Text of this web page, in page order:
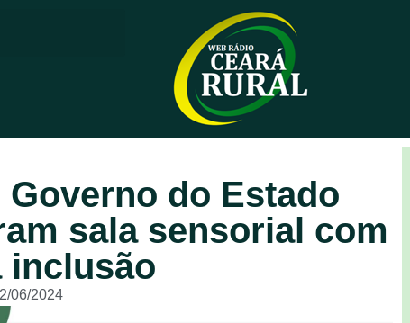
Governo do Estado
sala sensorial com
inclusão
06/2024